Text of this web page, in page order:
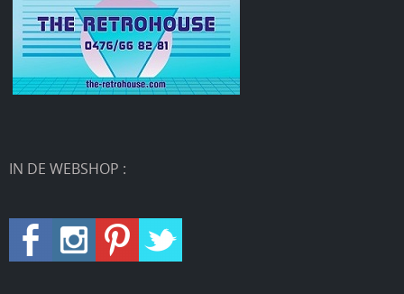
IN DE WEBSHOP :